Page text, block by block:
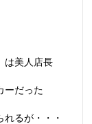
は美人店長
ーだった
るが・・・